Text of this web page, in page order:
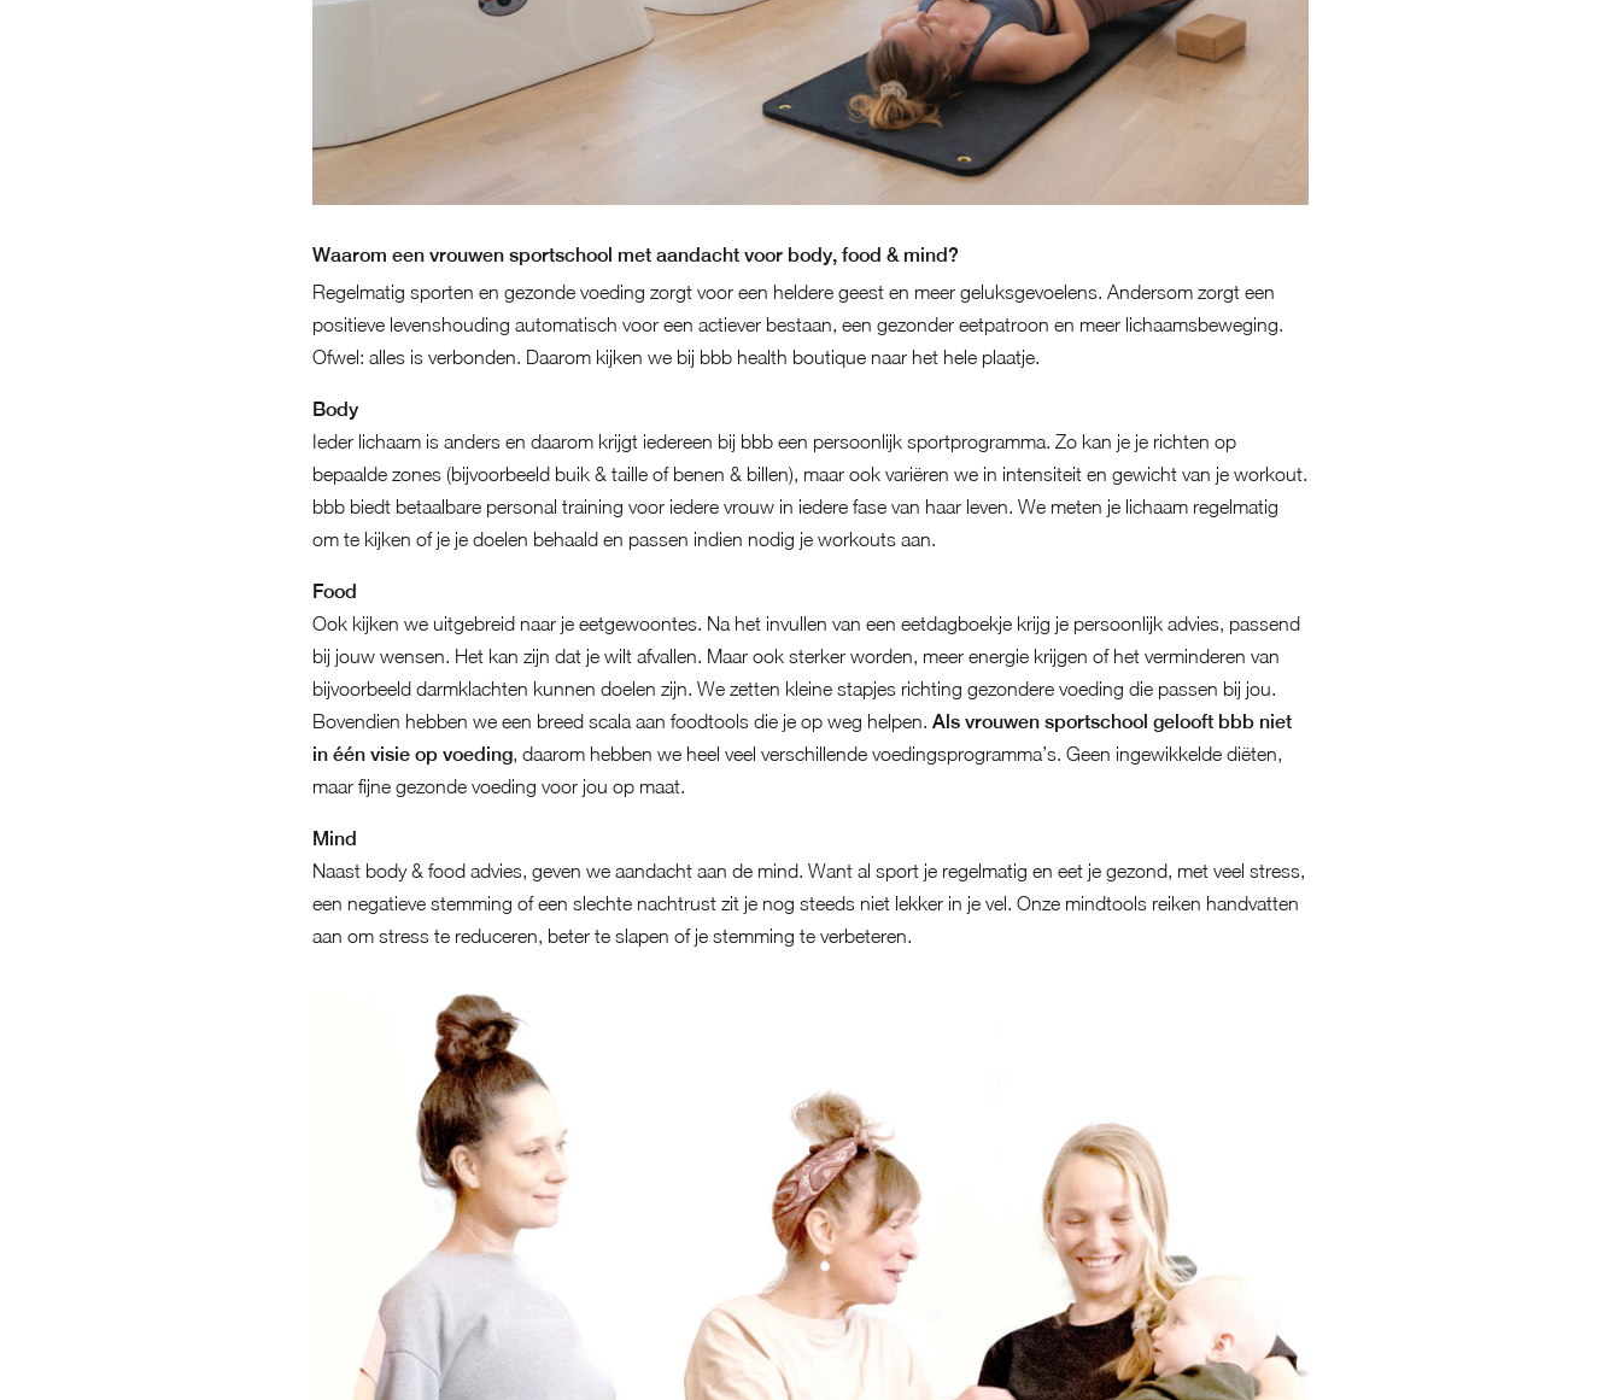
Waarom een vrouwen sportschool met aandacht voor body, food & mind?
Regelmatig sporten en gezonde voeding zorgt voor een heldere geest en meer geluksgevoelens. Andersom zorgt een
positieve levenshouding automatisch voor een actiever bestaan, een gezonder eetpatroon en meer lichaamsbeweging.
Ofwel: alles is verbonden. Daarom kijken we bij bbb health boutique naar het hele plaatje.
Body
Ieder lichaam is anders en daarom krijgt iedereen bij bbb een persoonlijk sportprogramma. Zo kan je je richten op
bepaalde zones (bijvoorbeeld buik & taille of benen & billen), maar ook variëren we in intensiteit en gewicht van je workout.
bbb biedt betaalbare personal training voor iedere vrouw in iedere fase van haar leven. We meten je lichaam regelmatig
om te kijken of je je doelen behaald en passen indien nodig je workouts aan.
Food
Ook kijken we uitgebreid naar je eetgewoontes. Na het invullen van een eetdagboekje krijg je persoonlijk advies, passend
bij jouw wensen. Het kan zijn dat je wilt afvallen. Maar ook sterker worden, meer energie krijgen of het verminderen van
bijvoorbeeld darmklachten kunnen doelen zijn. We zetten kleine stapjes richting gezondere voeding die passen bij jou.
Bovendien hebben we een breed scala aan foodtools die je op weg helpen. Als vrouwen sportschool gelooft bbb niet
in één visie op voeding, daarom hebben we heel veel verschillende voedingsprogramma’s. Geen ingewikkelde diëten,
maar fijne gezonde voeding voor jou op maat.
Mind
Naast body & food advies, geven we aandacht aan de mind. Want al sport je regelmatig en eet je gezond, met veel stress,
een negatieve stemming of een slechte nachtrust zit je nog steeds niet lekker in je vel. Onze mindtools reiken handvatten
aan om stress te reduceren, beter te slapen of je stemming te verbeteren.